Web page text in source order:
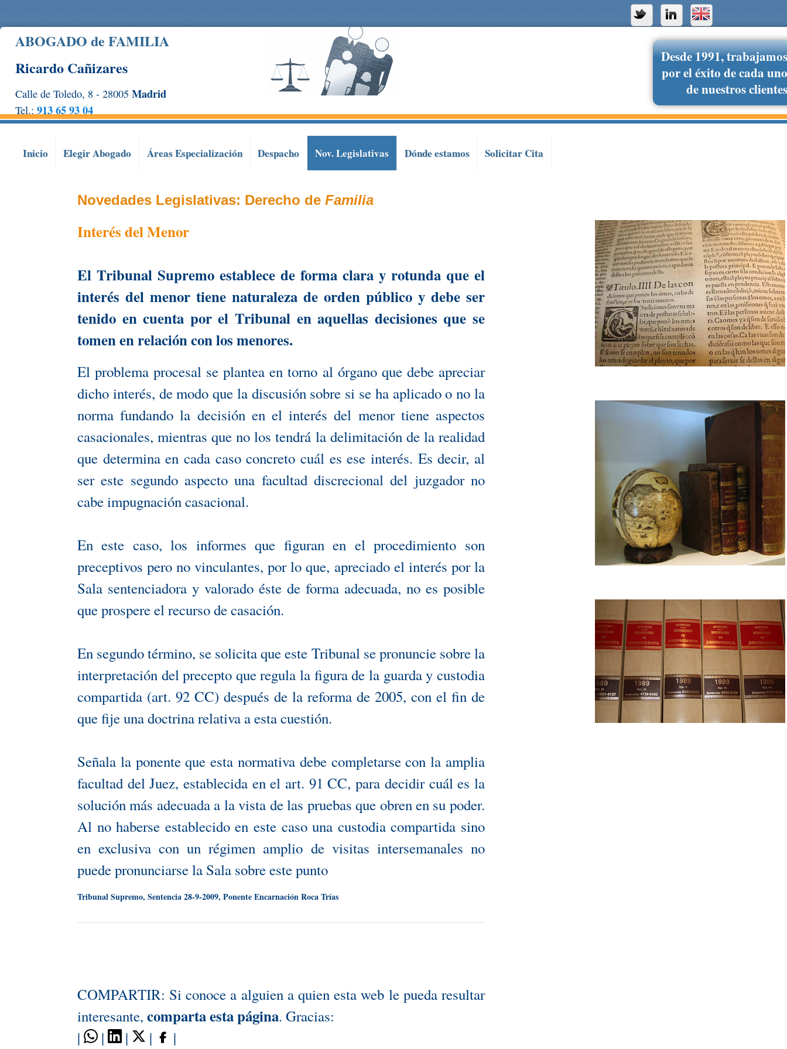
ABOGADO de FAMILIA
Ricardo Cañizares
Calle de Toledo, 8 - 28005 Madrid
Tel.: 913 65 93 04
Desde 1991, trabajamos
por el éxito de cada uno
de nuestros clientes
Inicio Elegir Abogado ÁreasEspecialización Despacho Nov. Legislativas Dónde estamos Solicitar Cita
Novedades Legislativas: Derecho de Familia
Interés del Menor
El Tribunal Supremo establece de forma clara y rotunda que el
interés del menor tiene naturaleza de orden público y debe ser
tenido en cuenta por el Tribunal en aquellas decisiones que se
tomen en relación con los menores.
El problema procesal se plantea en torno al órgano que debe apreciar
dicho interés, de modo que la discusión sobre si se ha aplicado o no la
norma fundando la decisión en el interés del menor tiene aspectos
casacionales, mientras que no los tendrá la delimitación de la realidad
que determina en cada caso concreto cuál es ese interés. Es decir, al
ser este segundo aspecto una facultad discrecional del juzgador no
cabe impugnación casacional.
En este caso, los informes que figuran en el procedimiento son
preceptivos pero no vinculantes, por lo que, apreciado el interés por la
Sala sentenciadora y valorado éste de forma adecuada, no es posible
que prospere el recurso de casación.
En segundo término, se solicita que este Tribunal se pronuncie sobre la
interpretación del precepto que regula la figura de la guarda y custodia
compartida (art. 92 CC) después de la reforma de 2005, con el fin de
que fije una doctrina relativa a esta cuestión.
Señala la ponente que esta normativa debe completarse con la amplia
facultad del Juez, establecida en el art. 91 CC, para decidir cuál es la
solución más adecuada a la vista de las pruebas que obren en su poder.
Al no haberse establecido en este caso una custodia compartida sino
en exclusiva con un régimen amplio de visitas intersemanales no
puede pronunciarse la Sala sobre este punto
Tribunal Supremo, Sentencia 28-9-2009, Ponente Encarnación Roca Trías
COMPARTIR: Si conoce a alguien a quien esta web le pueda resultar
interesante, comparta esta página. Gracias:
|
| | | |